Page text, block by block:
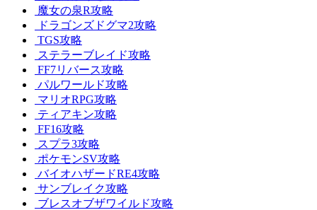
魔女の泉R攻略
ドラゴンズドグマ2攻略
TGS攻略
ステラーブレイド攻略
FF7リバース攻略
パルワールド攻略
マリオRPG攻略
ティアキン攻略
FF16攻略
スプラ3攻略
ポケモンSV攻略
バイオハザードRE4攻略
サンブレイク攻略
ブレスオブザワイルド攻略